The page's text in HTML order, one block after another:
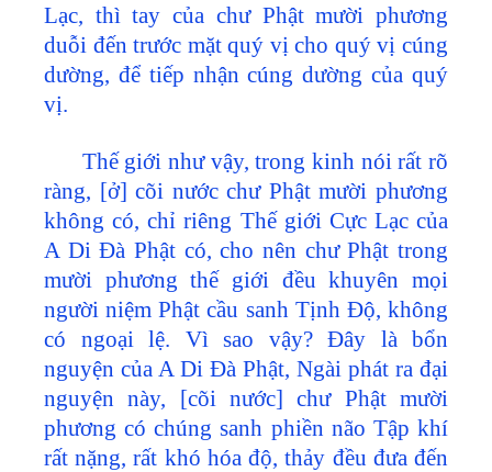
Lạc, thì tay của chư Phật mười phương
duỗi đến trước mặt quý vị cho quý vị cúng
dường, để tiếp nhận cúng dường của quý
vị.
Thế giới như vậy, trong kinh nói rất rõ
ràng, [ở] cõi nước chư Phật mười phương
không có, chỉ riêng Thế giới Cực Lạc của
A Di Đà Phật có, cho nên chư Phật trong
mười phương thế giới đều khuyên mọi
người niệm Phật cầu sanh Tịnh Độ, không
có ngoại lệ. Vì sao vậy? Đây là bổn
nguyện của A Di Đà Phật, Ngài phát ra đại
nguyện này, [cõi nước] chư Phật mười
phương có chúng sanh phiền não Tập khí
rất nặng, rất khó hóa độ, thảy đều đưa đến